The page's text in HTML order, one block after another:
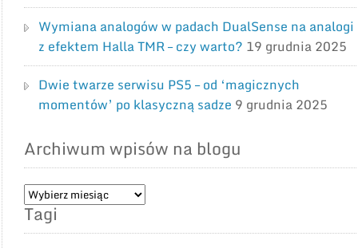
Wymiana analogów w padach DualSense na analogi
z efektem Halla TMR – czy warto? 19 grudnia 2025
Dwie twarze serwisu PS5 – od ‘magicznych
momentów’ po klasyczną sadze 9 grudnia 2025
Archiwum wpisów na blogu
Archiwum
wpisów
na
Tagi